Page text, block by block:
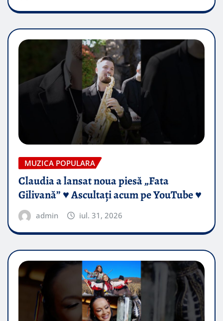
MUZICA POPULARA
Claudia a lansat noua piesă „Fata
Gilivană” ♥️ Ascultați acum pe YouTube ♥️
admin iul. 31, 2026